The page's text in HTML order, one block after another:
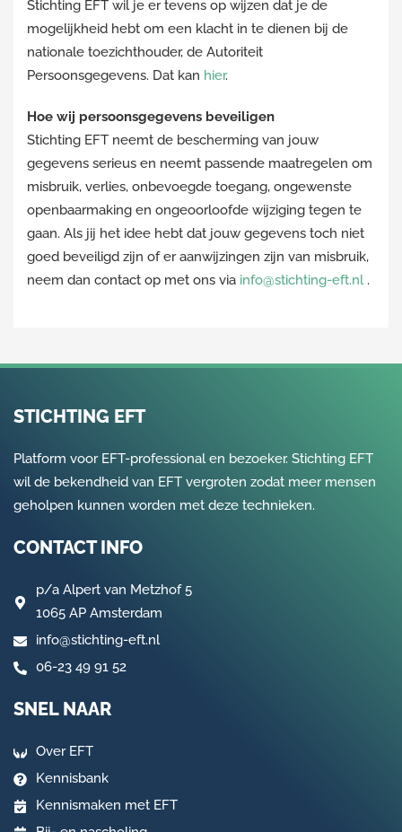
Stichting EFT wil je er tevens op wijzen dat je de
mogelijkheid hebt om een klacht in te dienen bij de
nationale toezichthouder, de Autoriteit
Persoonsgegevens. Dat kan hier.
Hoe wij persoonsgegevens beveiligen
Stichting EFT neemt de bescherming van jouw
gegevens serieus en neemt passende maatregelen om
misbruik, verlies, onbevoegde toegang, ongewenste
openbaarmaking en ongeoorloofde wijziging tegen te
gaan. Als jij het idee hebt dat jouw gegevens toch niet
goed beveiligd zijn of er aanwijzingen zijn van misbruik,
neem dan contact op met ons via info@stichting-eft.nl.
STICHTING EFT
Platform voor EFT-professional en bezoeker. Stichting EFT
wil de bekendheid van EFT vergroten zodat meer mensen
geholpen kunnen worden met deze technieken.
CONTACT INFO
p/a Alpert van Metzhof 5
1065 AP Amsterdam
info@stichting-eft.nl
06-23 49 91 52
SNEL NAAR
Over EFT
Kennisbank
Kennismaken met EFT